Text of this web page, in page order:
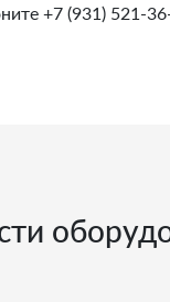
+7 (931) 521-